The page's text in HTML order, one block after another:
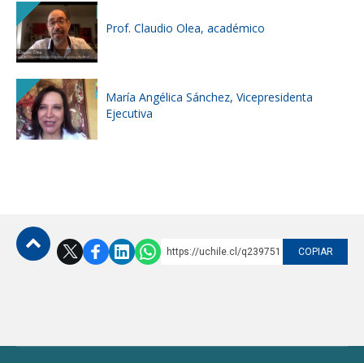
Prof. Claudio Olea, académico
María Angélica Sánchez, Vicepresidenta
Ejecutiva
https://uchile.cl/q239751 COPIAR